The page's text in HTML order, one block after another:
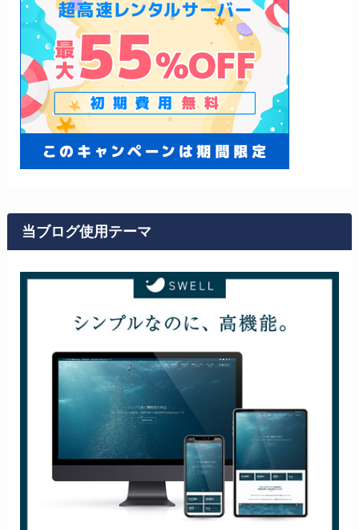
当ブログ使用テーマ